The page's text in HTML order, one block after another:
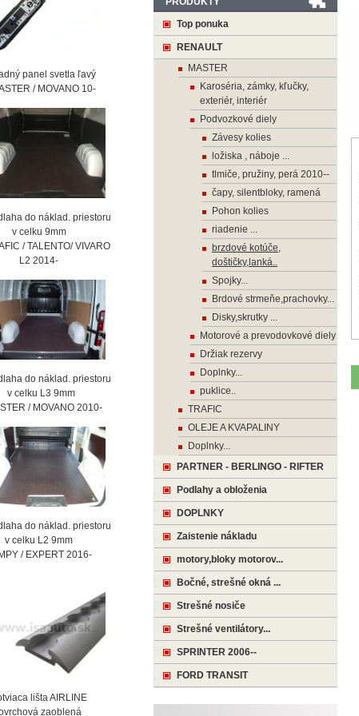
Top ponuka
RENAULT
MASTER
Karoséria, zámky, kľučky,
exteriér, interiér
Podvozkové diely
Závesy kolies
ložiska , náboje ...
tlmiče, pružiny, perá 2010--
čapy, silentbloky, ramená
Pohon kolies
riadenie ...
brzdové kotúče,
doštičky,lanká..
Spojky...
Brdové strmeňe,prachovky...
Disky,skrutky ...
Motorové a prevodovkové diely
Držiak rezervy
Doplnky...
puklice..
TRAFIC
OLEJE A KVAPALINY
Doplnky...
PARTNER - BERLINGO - RIFTER
Podlahy a obloženia
DOPLNKY
Zaistenie nákladu
motory,bloky motorov...
Bočné, strešné okná ...
Strešné nosiče
Strešné ventilátory...
SPRINTER 2006--
FORD TRANSIT
panel svetla ľavý
/ MOVANO 10-
do náklad. priestoru
9mm
/ TALENTO/ VIVARO
2014-
do náklad. priestoru
L3 9mm
/ MOVANO 2010-
do náklad. priestoru
L2 9mm
/ EXPERT 2016-
lišta AIRLINE
zaoblená